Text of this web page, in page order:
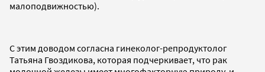
малоподвижностью).
С этим доводом согласна гинеколог-репродуктолог
Татьяна Гвоздикова, которая подчеркивает, что рак